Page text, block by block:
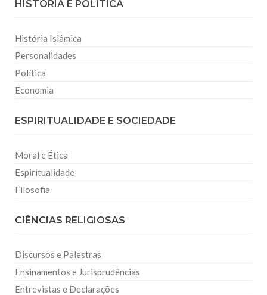
HISTÓRIA E POLITICA
História Islâmica
Personalidades
Política
Economia
ESPIRITUALIDADE E SOCIEDADE
Moral e Ética
Espiritualidade
Filosofia
CIÊNCIAS RELIGIOSAS
Discursos e Palestras
Ensinamentos e Jurisprudências
Entrevistas e Declarações